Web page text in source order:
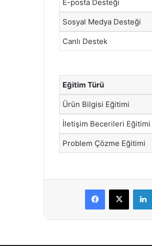
E-posta Desteği
Sosyal Medya Desteği
Canlı Destek
Eğitim Türü
Ürün Bilgisi Eğitimi
İletişim Becerileri Eğitimi
Problem Çözme Eğitimi
Facebook
X